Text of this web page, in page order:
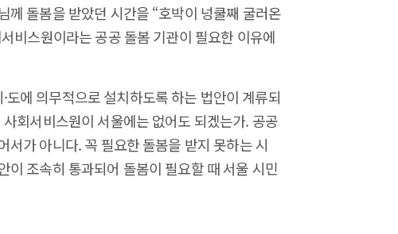
께 돌봄을 받았던 시간을 “호박이 넝쿨째 굴러온
비스원이라는 공공 돌봄 기관이 필요한 이유에
에 의무적으로 설치하도록 하는 법안이 계류되
회서비스원이 서울에는 없어도 되겠는가. 공공
가 아니다. 꼭 필요한 돌봄을 받지 못하는 시
이 조속히 통과되어 돌봄이 필요할 때 서울 시민